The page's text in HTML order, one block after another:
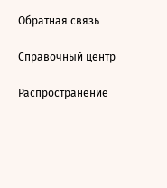
Обратная связь
Справочный центр
Распространение